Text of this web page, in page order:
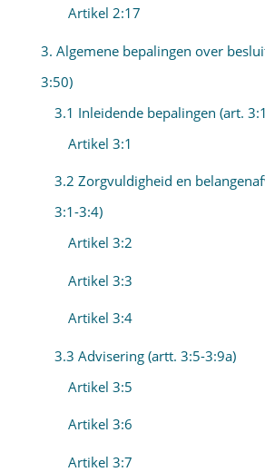
Artikel 2:17
3. Algemene bepalingen over
3:50)
3.1 Inleidende bepalingen (art.
Artikel 3:1
3.2 Zorgvuldigheid en
3:1-3:4)
Artikel 3:2
Artikel 3:3
Artikel 3:4
3.3 Advisering (artt. 3:5-3:9a)
Artikel 3:5
Artikel 3:6
Artikel 3:7